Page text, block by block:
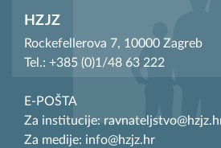
HZJZ
Rockefellerova 7, 10000 Zagreb
Tel.: +385 (0)1/48 63 222
E-POŠTA
Za institucije:
Za medije: info@hzjz.hr